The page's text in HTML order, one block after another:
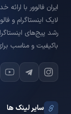
ایران فالوور با
لایک اینستاگرام و
رشد پیج‌های
باکیفیت و مناسب
سایر لینک ها